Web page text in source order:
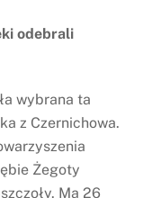
odebrali
wybrana ta
z Czernichowa.
Żegoty
Ma 26